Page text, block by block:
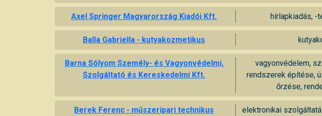
Axel Springer Magyarország Kiadói Kft. hírlapkiadás, -
Balla Gabriella - kutyakozmetikus
Barna Sólyom Személy- és Vagyonvédelmi,
Szolgáltató és Kereskedelmi Kft.
vagyonvédelem,
rendszerek építése,
őrzése,
Berek Ferenc - műszeripari technikus
elektronikai